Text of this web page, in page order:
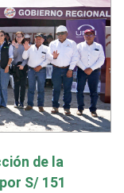
de la
S/ 151